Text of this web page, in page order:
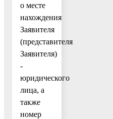
о месте
нахождения
Заявителя
(представителя
Заявителя)
-
юридического
лица, а
также
номер